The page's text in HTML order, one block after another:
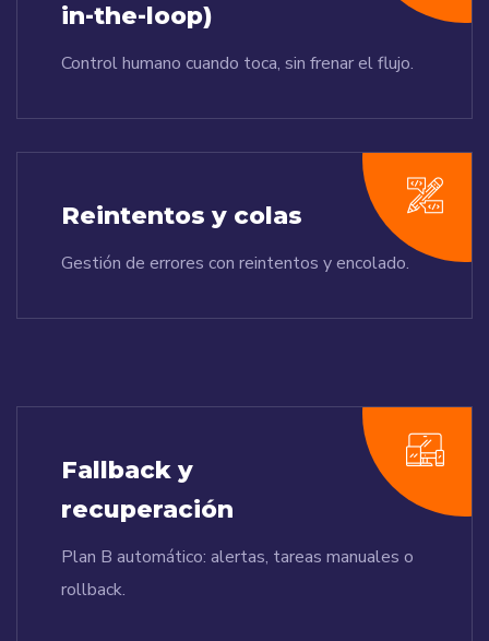
in-the-loop)
Control humano cuando toca, sin frenar el flujo.
Reintentos y colas
Gestión de errores con reintentos y encolado.
Fallback y
recuperación
Plan B automático: alertas, tareas manuales o
rollback.